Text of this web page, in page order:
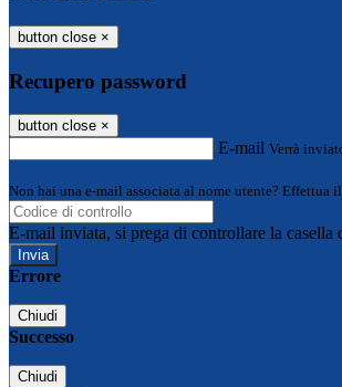
button close ×
Recupero password
button close ×
E-mail Verrà
Non hai una e-mail associata al nome utente? Effettua
E-mail inviata, si prega di controllare la casella
Errore
Chiudi
Successo
Chiudi